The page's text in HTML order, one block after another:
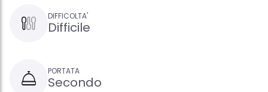
DIFFICOLTA'
Difficile
PORTATA
Secondo